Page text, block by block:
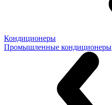
Кондиционеры
Промышленные кондиционеры